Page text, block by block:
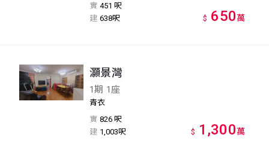
實 451 呎
建 638呎 $ 650萬
灝景灣
1期 1座
青衣
實 826 呎
建 1,003呎 $ 1,300萬